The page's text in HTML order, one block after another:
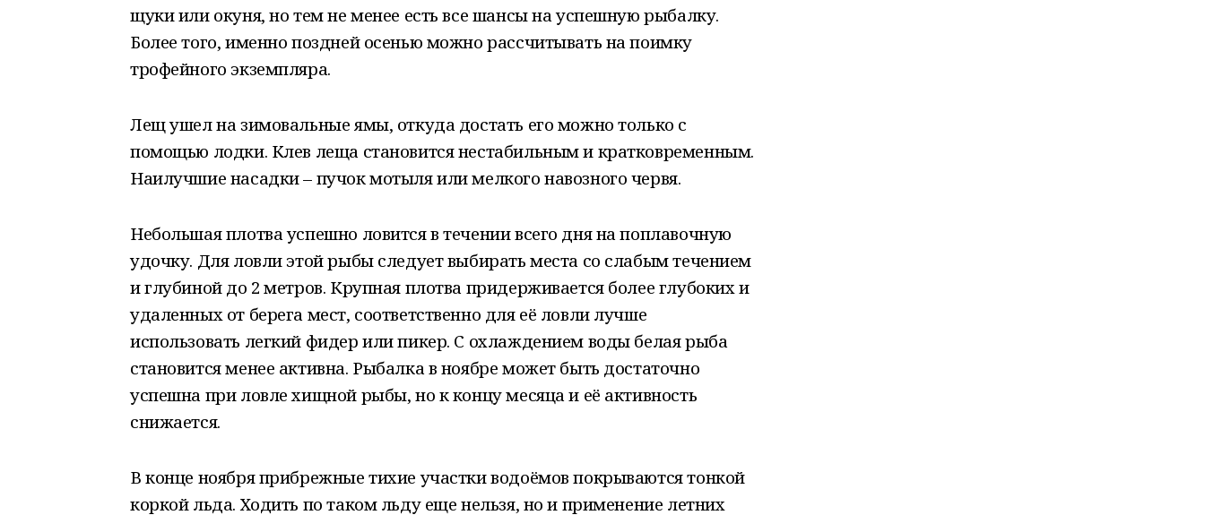
щуки или окуня, но тем не менее есть все шансы на успешную рыбалку.
Более того, именно поздней осенью можно рассчитывать на поимку
трофейного экземпляра.
Лещ ушел на зимовальные ямы, откуда достать его можно только с
помощью лодки. Клев леща становится нестабильным и кратковременным.
Наилучшие насадки – пучок мотыля или мелкого навозного червя.
Небольшая плотва успешно ловится в течении всего дня на поплавочную
удочку. Для ловли этой рыбы следует выбирать места со слабым течением
и глубиной до 2 метров. Крупная плотва придерживается более глубоких и
удаленных от берега мест, соответственно для её ловли лучше
использовать легкий фидер или пикер. С охлаждением воды белая рыба
становится менее активна. Рыбалка в ноябре может быть достаточно
успешна при ловле хищной рыбы, но к концу месяца и её активность
снижается.
В конце ноября прибрежные тихие участки водоёмов покрываются тонкой
коркой льда. Ходить по таком льду еще нельзя, но и применение летних